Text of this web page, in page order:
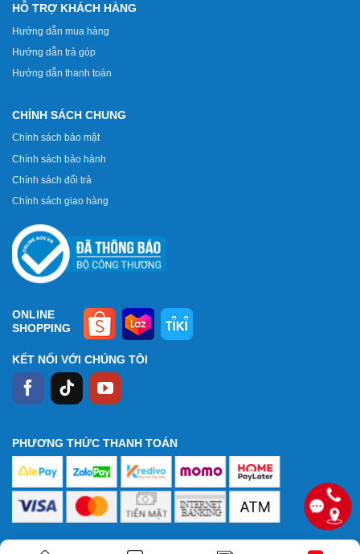
HỖ TRỢ KHÁCH HÀNG
Hướng dẫn mua hàng
Hướng dẫn trả góp
Hướng dẫn thanh toán
CHÍNH SÁCH CHUNG
Chính sách bảo mật
Chính sách bảo hành
Chính sách đổi trả
Chính sách giao hàng
ONLINE
SHOPPING
KẾT NỐI VỚI CHÚNG TÔI
PHƯƠNG THỨC THANH TOÁN